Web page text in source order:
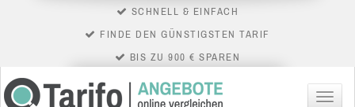
SCHNELL & EINFACH
FINDE DEN GÜNSTIGSTEN TARIF
BIS ZU 900 € SPAREN
Menü